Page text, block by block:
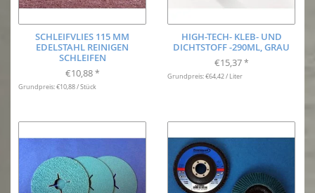
SCHLEIFVLIES 115 MM
EDELSTAHL REINIGEN
SCHLEIFEN
€10,88 *
Grundpreis: €10,88 / Stück
HIGH-TECH- KLEB- UND
DICHTSTOFF -290ML, GRAU
€15,37 *
Grundpreis: €64,42 / Liter